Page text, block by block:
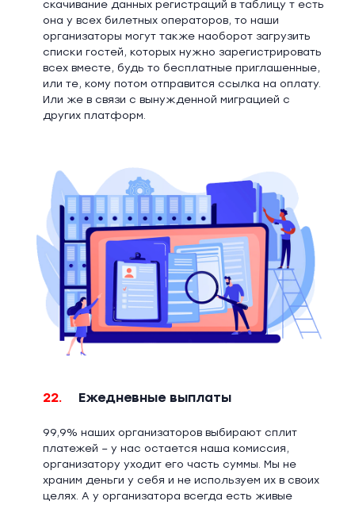
скачивание данных регистраций в таблицу т есть
она у всех билетных операторов, то наши
организаторы могут также наоборот загрузить
списки гостей, которых нужно зарегистрировать
всех вместе, будь то бесплатные приглашенные,
или те, кому потом отправится ссылка на оплату.
Или же в связи с вынужденной миграцией с
других платформ.
22. Ежедневные выплаты
99,9% наших организаторов выбирают сплит
платежей – у нас остается наша комиссия,
организатору уходит его часть суммы. Мы не
храним деньги у себя и не используем их в своих
целях. А у организатора всегда есть живые